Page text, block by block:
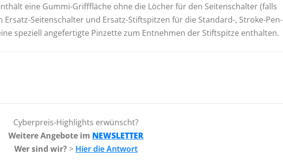
eine Gummi-Grifffläche ohne die Löcher für den Seitenschalter (falls
Seitenschalter und Ersatz-Stiftspitzen für die Standard-, Stroke-Pen-
speziell angefertigte Pinzette zum Entnehmen der Stiftspitze enthalten.
Cyberpreis-Highlights erwünscht?
Weitere Angebote im NEWSLETTER
Wer sind wir? > Hier die Antwort